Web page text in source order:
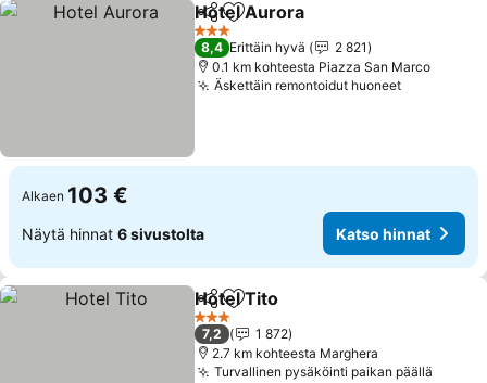
Jaa Lisää suosikkeihin
Hotel Aurora
3 Tähtiluokitus
8,4 Erittäin hyvä
2 821
0.1 km kohteesta Piazza San Marco
Äskettäin remontoidut huoneet
Alkaen 103 €
Näytä hinnat 6 sivustolta Katso hinnat
Jaa Lisää suosikkeihin
Hotel Tito
3 Tähtiluokitus
7,2
1 872
2.7 km kohteesta Marghera
Turvallinen pysäköinti paikan päällä